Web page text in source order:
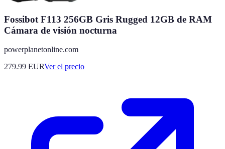
Fossibot F113 256GB Gris Rugged 12GB de RAM
Cámara de visión nocturna
powerplanetonline.com
279.99 EURVer el precio